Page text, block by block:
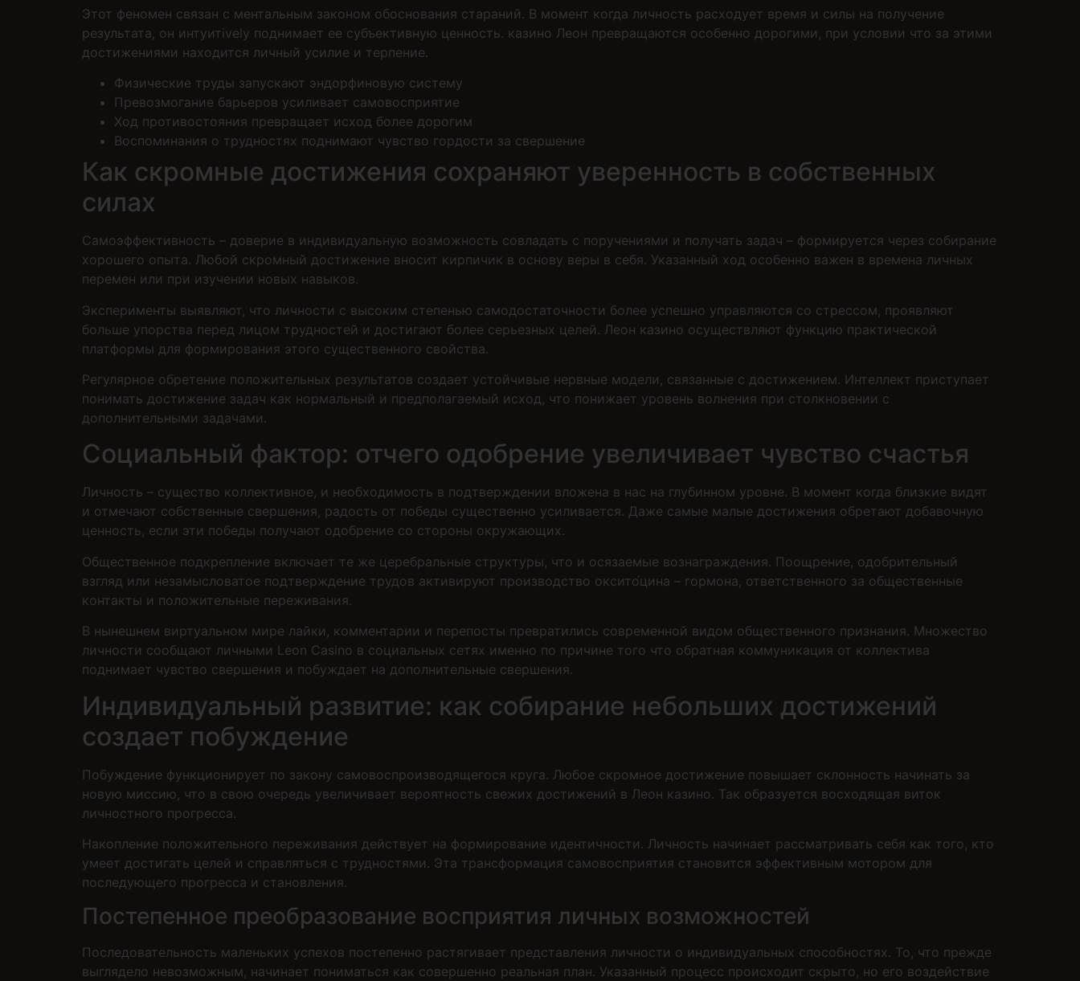
Этот феномен связан с ментальным законом обоснования стараний. В момент когда личность расходует время и силы на получение
результата, он интуитively поднимает ее субъективную ценность. казино Леон превращаются особенно дорогими, при условии что за этими
достижениями находится личный усилие и терпение.
Физические труды запускают эндорфиновую систему
Превозмогание барьеров усиливает самовосприятие
Ход противостояния превращает исход более дорогим
Воспоминания о трудностях поднимают чувство гордости за свершение
Как скромные достижения сохраняют уверенность в собственных
силах
Самоэффективность – доверие в индивидуальную возможность совладать с поручениями и получать задач – формируется через собирание
хорошего опыта. Любой скромный достижение вносит кирпичик в основу веры в себя. Указанный ход особенно важен в времена личных
перемен или при изучении новых навыков.
Эксперименты выявляют, что личности с высоким степенью самодостаточности более успешно управляются со стрессом, проявляют
больше упорства перед лицом трудностей и достигают более серьезных целей. Леон казино осуществляют функцию практической
платформы для формирования этого существенного свойства.
Регулярное обретение положительных результатов создает устойчивые нервные модели, связанные с достижением. Интеллект приступает
понимать достижение задач как нормальный и предполагаемый исход, что понижает уровень волнения при столкновении с
дополнительными задачами.
Социальный фактор: отчего одобрение увеличивает чувство счастья
Личность – существо коллективное, и необходимость в подтверждении вложена в нас на глубинном уровне. В момент когда близкие видят
и отмечают собственные свершения, радость от победы существенно усиливается. Даже самые малые достижения обретают добавочную
ценность, если эти победы получают одобрение со стороны окружающих.
Общественное подкрепление включает те же церебральные структуры, что и осязаемые вознаграждения. Поощрение, одобрительный
взгляд или незамысловатое подтверждение трудов активируют производство оксито́цина – гормона, ответственного за общественные
контакты и положительные переживания.
В нынешнем виртуальном мире лайки, комментарии и перепосты превратились современной видом общественного признания. Множество
личности сообщают личными Leon Casino в социальных сетях именно по причине того что обратная коммуникация от коллектива
поднимает чувство свершения и побуждает на дополнительные свершения.
Индивидуальный развитие: как собирание небольших достижений
создает побуждение
Побуждение функционирует по закону самовоспроизводящегося круга. Любое скромное достижение повышает склонность начинать за
новую миссию, что в свою очередь увеличивает вероятность свежих достижений в Леон казино. Так образуется восходящая виток
личностного прогресса.
Накопление положительного переживания действует на формирование идентичности. Личность начинает рассматривать себя как того, кто
умеет достигать целей и справляться с трудностями. Эта трансформация самовосприятия становится эффективным мотором для
последующего прогресса и становления.
Постепенное преобразование восприятия личных возможностей
Последовательность маленьких успехов постепенно растягивает представления личности о индивидуальных способностях. То, что прежде
выглядело невозможным, начинает пониматься как совершенно реальная план. Указанный процесс происходит скрыто, но его воздействие